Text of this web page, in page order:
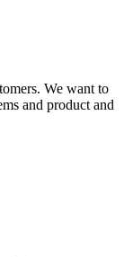
We want to
and product and